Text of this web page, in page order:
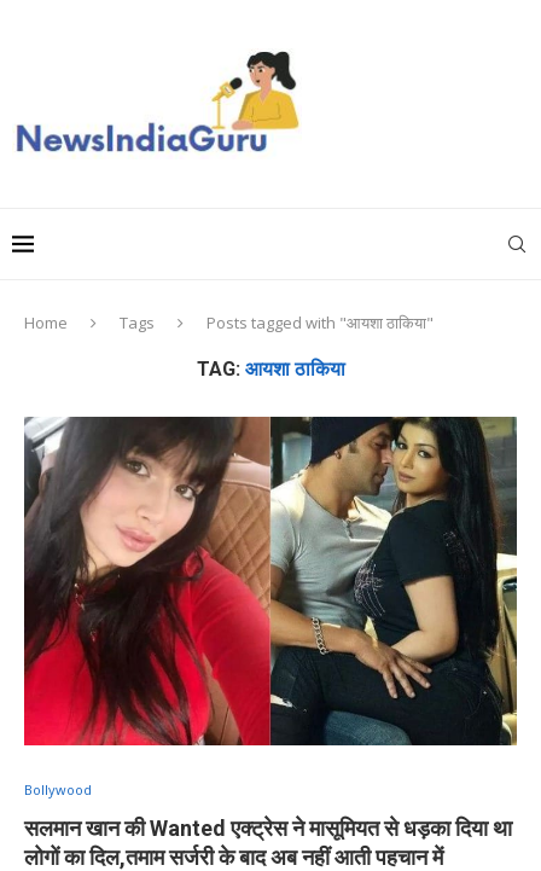
Home Tags Posts tagged with "आयशा ठाकिया"
TAG: आयशा ठाकिया
Bollywood
सलमान खान की Wanted एक्ट्रेस ने मासूमियत से धड़का दिया था
लोगों का दिल,तमाम सर्जरी के बाद अब नहीं आती पहचान में